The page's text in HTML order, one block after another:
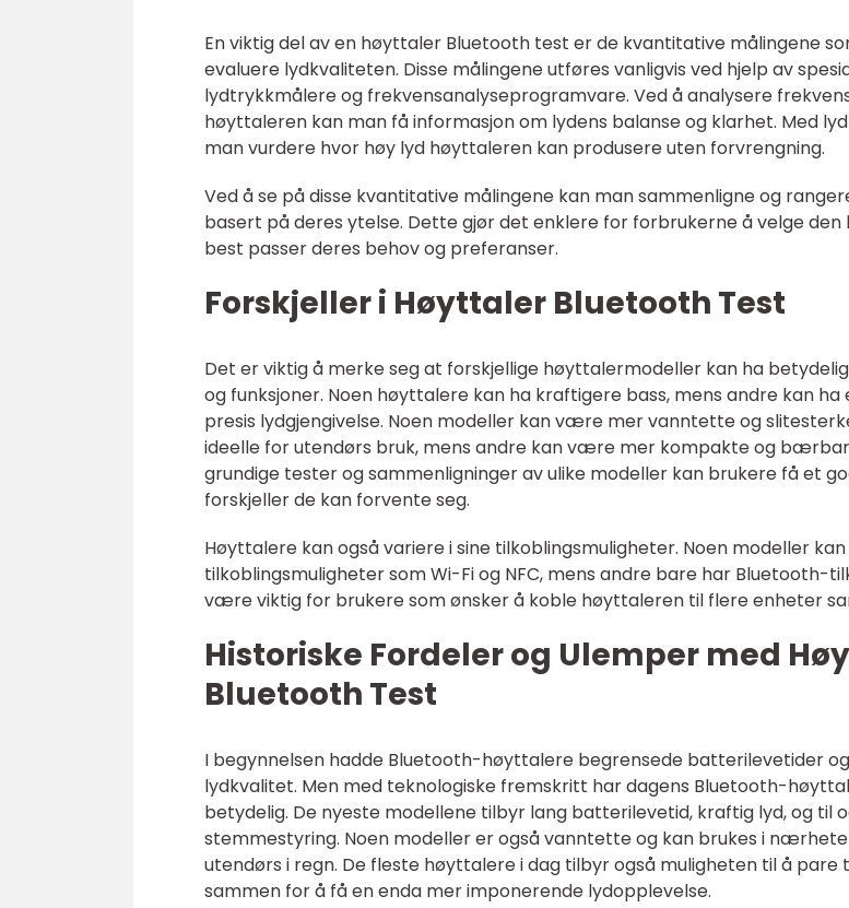
En viktig del av en høyttaler Bluetooth test er de kvantitative målingene
evaluere lydkvaliteten. Disse målingene utføres vanligvis ved hjelp av
lydtrykkmålere og frekvensanalyseprogramvare. Ved å analysere
høyttaleren kan man få informasjon om lydens balanse og klarhet. Med
man vurdere hvor høy lyd høyttaleren kan produsere uten forvrengning.
Ved å se på disse kvantitative målingene kan man sammenligne og
basert på deres ytelse. Dette gjør det enklere for forbrukerne å velge
best passer deres behov og preferanser.
Forskjeller i Høyttaler Bluetooth Test
Det er viktig å merke seg at forskjellige høyttalermodeller kan ha
og funksjoner. Noen høyttalere kan ha kraftigere bass, mens andre kan
presis lydgjengivelse. Noen modeller kan være mer vanntette og
ideelle for utendørs bruk, mens andre kan være mer kompakte og
grundige tester og sammenligninger av ulike modeller kan brukere få et
forskjeller de kan forvente seg.
Høyttalere kan også variere i sine tilkoblingsmuligheter. Noen modeller
tilkoblingsmuligheter som Wi-Fi og NFC, mens andre bare har Bluetooth-
være viktig for brukere som ønsker å koble høyttaleren til flere enheter
Historiske Fordeler og Ulemper med
Bluetooth Test
I begynnelsen hadde Bluetooth-høyttalere begrensede batterilevetider
lydkvalitet. Men med teknologiske fremskritt har dagens Bluetooth-
betydelig. De nyeste modellene tilbyr lang batterilevetid, kraftig lyd, og til
stemmestyring. Noen modeller er også vanntette og kan brukes i
utendørs i regn. De fleste høyttalere i dag tilbyr også muligheten til å
sammen for å få en enda mer imponerende lydopplevelse.